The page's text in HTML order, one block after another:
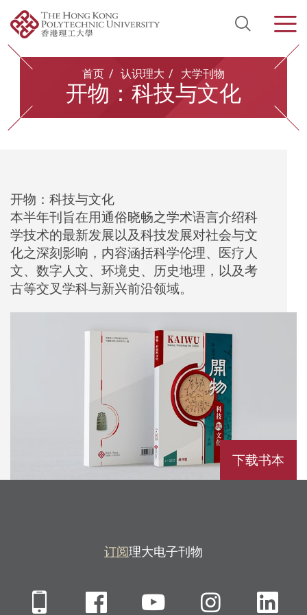
Open
Start main content
首页 认识理大 大学刊物
开物：科技与文化
开物：科技与文化
本半年刊旨在用通俗晓畅之学术语言介绍科
学技术的最新发展以及科技发展对社会与文
化之深刻影响，内容涵括科学伦理、医疗人
文、数字人文、环境史、历史地理，以及考
古等交叉学科与新兴前沿领域。
下载书本
订阅理大电子刊物
Mobile FacebookYouTube